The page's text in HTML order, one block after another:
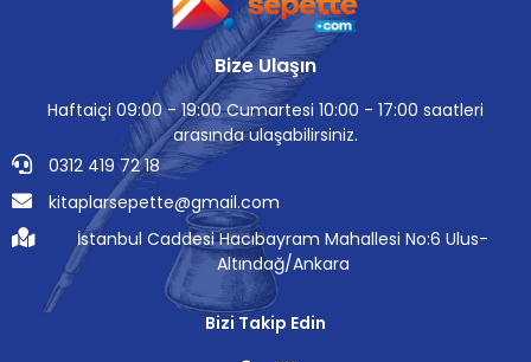
Bize Ulaşın
Haftaiçi 09:00 - 19:00 Cumartesi 10:00 - 17:00 saatleri
arasında ulaşabilirsiniz.
0312 419 72 18
kitaplarsepette@gmail.com
İstanbul Caddesi Hacıbayram Mahallesi No:6 Ulus-
Altındağ/Ankara
Bizi Takip Edin